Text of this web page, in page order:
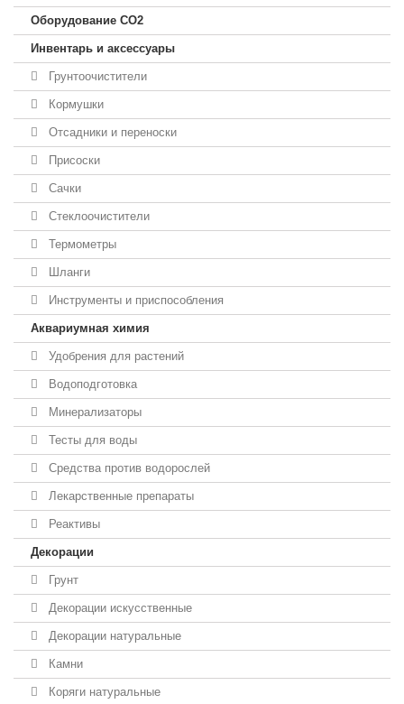
Оборудование CO2
Инвентарь и аксессуары
Грунтоочистители
Кормушки
Отсадники и переноски
Присоски
Сачки
Стеклоочистители
Термометры
Шланги
Инструменты и приспособления
Аквариумная химия
Удобрения для растений
Водоподготовка
Минерализаторы
Тесты для воды
Средства против водорослей
Лекарственные препараты
Реактивы
Декорации
Грунт
Декорации искусственные
Декорации натуральные
Камни
Коряги натуральные